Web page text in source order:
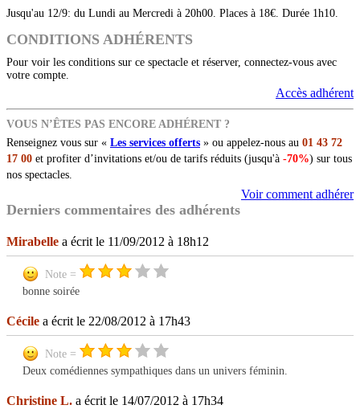
Jusqu'au 12/9: du Lundi au Mercredi à 20h00. Places à 18€. Durée 1h10.
CONDITIONS ADHÉRENTS
Pour voir les conditions sur ce spectacle et réserver, connectez-vous avec
votre compte.
Accès adhérent
VOUS N’ÊTES PAS ENCORE ADHÉRENT ?
Renseignez vous sur « Les services offerts » ou appelez-nous au 01 43 72
17 00 et profiter d’invitations et/ou de tarifs réduits (jusqu'à -70%) sur tous
nos spectacles.
Voir comment adhérer
Derniers commentaires des adhérents
Mirabelle a écrit le 11/09/2012 à 18h12
Note =
bonne soirée
Cécile a écrit le 22/08/2012 à 17h43
Note =
Deux comédiennes sympathiques dans un univers féminin.
Christine L. a écrit le 14/07/2012 à 17h34